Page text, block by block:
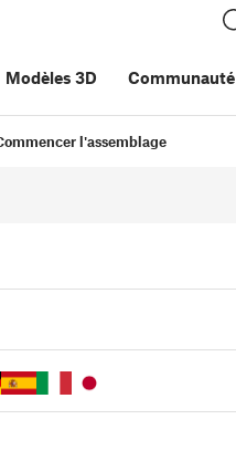
Modèles 3D Communauté
l'assemblage